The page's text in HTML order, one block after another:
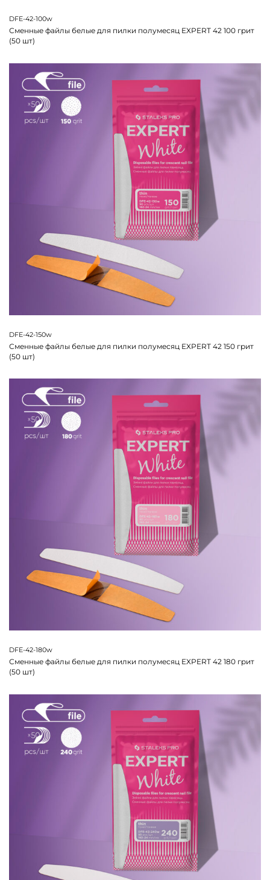
DFE-42-100w
Сменные файлы белые для пилки полумесяц EXPERT 42 100 грит
(50 шт)
DFE-42-150w
Сменные файлы белые для пилки полумесяц EXPERT 42 150 грит
(50 шт)
DFE-42-180w
Сменные файлы белые для пилки полумесяц EXPERT 42 180 грит
(50 шт)